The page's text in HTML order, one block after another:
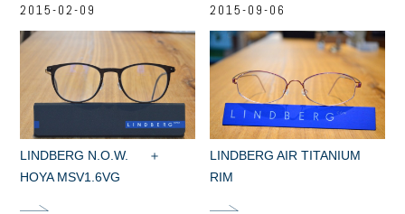
2015-02-09
LINDBERG N.O.W. ＋
HOYA MSV1.6VG
2015-09-06
LINDBERG AIR TITANIUM
RIM